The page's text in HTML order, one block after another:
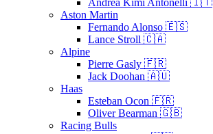
Andrea Kimi Antonelli 🇮🇹
Aston Martin
Fernando Alonso 🇪🇸
Lance Stroll 🇨🇦
Alpine
Pierre Gasly 🇫🇷
Jack Doohan 🇦🇺
Haas
Esteban Ocon 🇫🇷
Oliver Bearman 🇬🇧
Racing Bulls